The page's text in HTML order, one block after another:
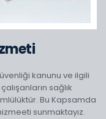
kanunu ve ilgili
sağlık
Bu Kapsamda
sunmaktayız.